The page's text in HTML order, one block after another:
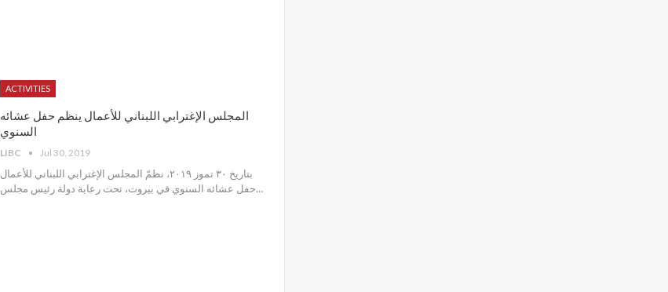
ACTIVITIES
المجلس الإغترابي اللبناني للأعمال ينظم حفل عشائه
السنوي
LIBC Jul 30, 2019
بتاريخ ٣٠ تموز ٢٠١٩، نظمّ المجلس الإغترابي اللبناني للأعمال
حفل عشائه السنوي في بيروت، تحت رعاية دولة رئيس مجلس…